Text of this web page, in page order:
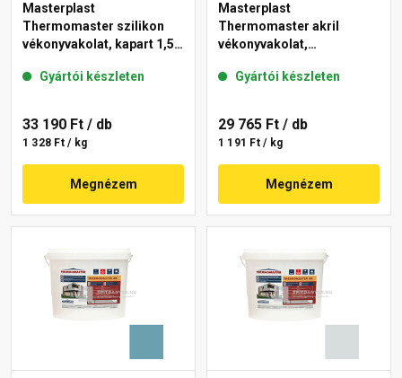
Masterplast
Thermomaster szilikon
vékonyvakolat, kapart 1,5
Gyártói készleten
33 190 Ft / db
1 328 Ft / kg
Megnézem
Masterplast
Thermomaster akril
vékonyvakolat,
36-F 25 kg
Gyártói készleten
29 765 Ft / db
1 191 Ft / kg
Megnézem